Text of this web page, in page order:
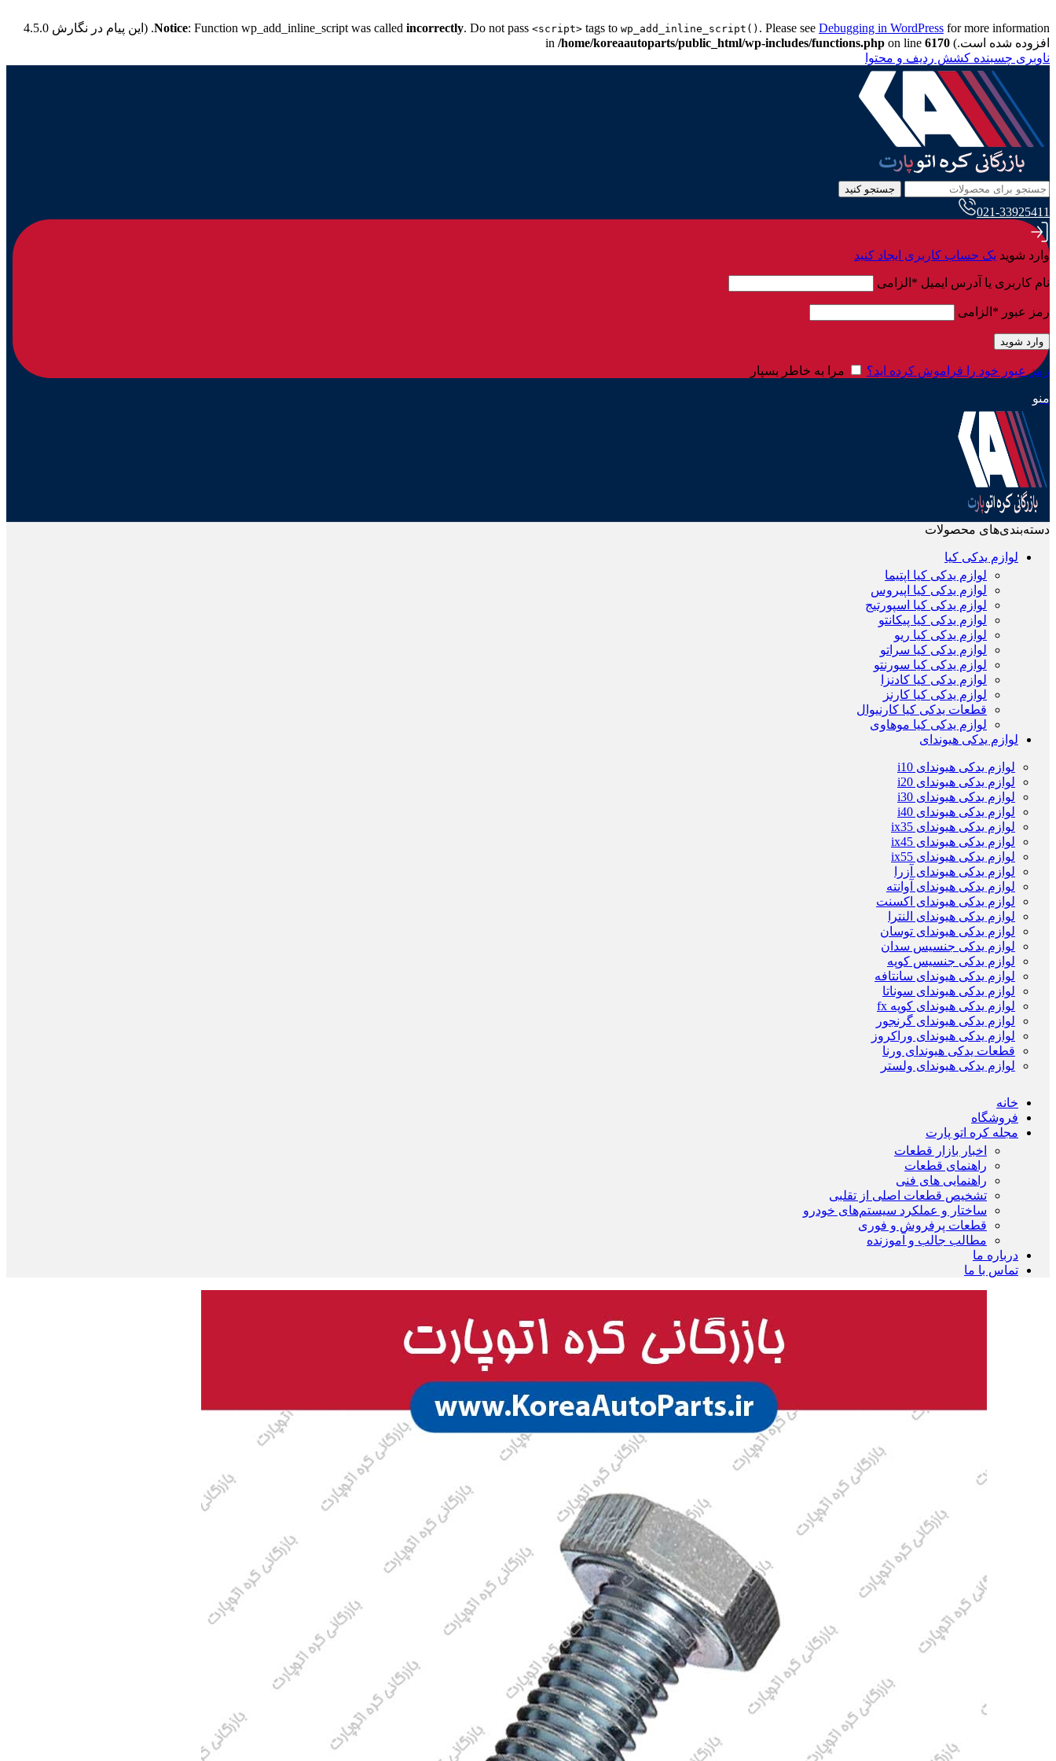
Notice: Function wp_add_inline_script was called incorrectly. Do not pass <script> tags to wp_add_inline_script() . Please see Debugging in WordPress
for more information. (این پیام در نگارش 4.5.0
افزوده شده است.) in
/home/koreaautoparts/public_html/wp-includes/functions.php on line 6170
ناوبری چسبنده کشش ردیف و محتوا
جستجو کنید
021-33925411
وارد شوید یک حساب کاربری ایجاد کنید
نام کاربری یا آدرس ایمیل * الزامی
رمز عبور * الزامی
وارد شوید
رمز عبور خود را فراموش کرده اید؟ مرا به خاطر بسپار
منو
دسته‌بندی‌های محصولات
لوازم یدکی کیا
لوازم یدکی کیا اپتیما
لوازم یدکی کیا اپیروس
لوازم یدکی کیا اسپورتیج
لوازم یدکی کیا پیکانتو
لوازم یدکی کیا ریو
لوازم یدکی کیا سراتو
لوازم یدکی کیا سورنتو
لوازم یدکی کیا کادنزا
لوازم یدکی کیا کارنز
قطعات یدکی کیا کارنیوال
لوازم یدکی کیا موهاوی
لوازم یدکی هیوندای
لوازم یدکی هیوندای i10
لوازم یدکی هیوندای i20
لوازم یدکی هیوندای i30
لوازم یدکی هیوندای i40
لوازم یدکی هیوندای ix35
لوازم یدکی هیوندای ix45
لوازم یدکی هیوندای ix55
لوازم یدکی هیوندای آزرا
لوازم یدکی هیوندای آوانته
لوازم یدکی هیوندای اکسنت
لوازم یدکی هیوندای النترا
لوازم یدکی هیوندای توسان
لوازم یدکی جنسیس سدان
لوازم یدکی جنسیس کوپه
لوازم یدکی هیوندای سانتافه
لوازم یدکی هیوندای سوناتا
لوازم یدکی هیوندای کوپه fx
لوازم یدکی هیوندای گرنجور
لوازم یدکی هیوندای وراکروز
قطعات یدکی هیوندای ورنا
لوازم یدکی هیوندای ولستر
خانه
فروشگاه
مجله کره اتو پارت
اخبار بازار قطعات
راهنمای قطعات
راهنمایی های فنی
تشخیص قطعات اصلی از تقلبی
ساختار و عملکرد سیستم‌های خودرو
قطعات پرفروش و فوری
مطالب جالب و آموزنده
درباره ما
تماس با ما